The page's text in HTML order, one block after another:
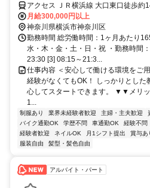
アクセス ＪＲ横浜線 大口東口徒歩約
歩約17分、東急東横線 菊名東口徒歩
月給300,000円以上
神奈川県横浜市神奈川区
勤務時間 総労働時間：1ヶ月あたり
水・木・金・土・日・祝 ・勤務時間
23:30 [3] 08:15～21:3...
仕事内容 ＜安心して働ける環境をご
経験がなくてもOK！ しっかりとし
心してスタートできます。 ▼▼メリ
1...
制服あり 業界未経験者歓迎 主婦・主夫歓迎
バイク通勤OK
学歴不問 車通勤OK 経験不問
経験者歓迎
ネイルOK 月1シフト提出 賞与あ
服装自由
髪型・髪色自由
アルバイト・パート